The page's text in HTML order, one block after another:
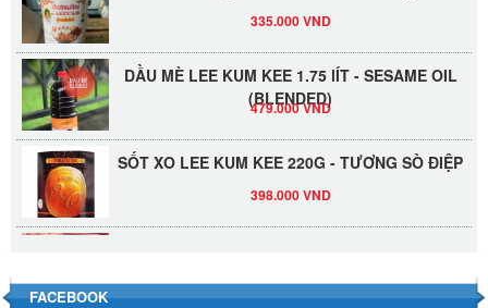
DẦU MÈ LEE KUM KEE 1.75 lÍT - SESAME OIL
(BLENDED)
479.000 VND
SỐT XO LEE KUM KEE 220G - TƯƠNG SÒ ĐIỆP
FACEBOOK